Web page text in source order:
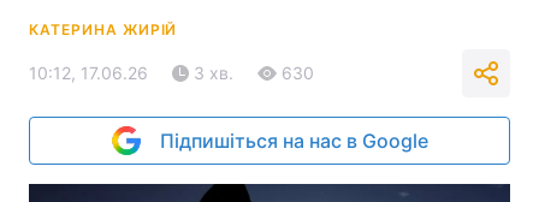
КАТЕРИНА ЖИРІЙ
10:12, 17.06.26 3 хв. 630
Підпишіться на нас в Google